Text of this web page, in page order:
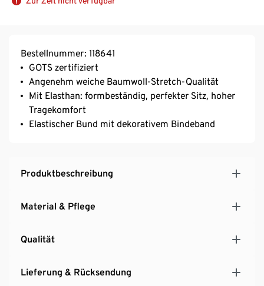
Bestellnummer: 118641
GOTS zertifiziert
Angenehm weiche Baumwoll-Stretch-Qualität
Mit Elasthan: formbeständig, perfekter Sitz, hoher
Tragekomfort
Elastischer Bund mit dekorativem Bindeband
Produktbeschreibung
Material & Pflege
Qualität
Lieferung & Rücksendung